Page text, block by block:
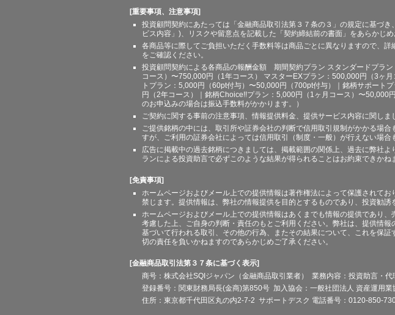
[重要事項、注意事項]
投資顧問契約にあたっては「金融商品取引法第３７条の３」の規定に基づ
ビス内容」)、リスクや留意点を記載した「契約締結前の書面」をあらかじ
各商品等に際してご負担いただく手数料等は商品ごとに異なりますので、
をご確認ください。
投資顧問契約による各商品の報酬金額 期間契約プラン スタンダードプラ
コース）〜750,000円（1年コース） マスターEXプラン：500,000円（3ヶ
トプラン：5,000円（60pt付与）〜50,000円（700pt付与）｜銘柄サポー
円（2年コース）｜銘柄Choice!!プラン：5,000円（1ヶ月コース）〜
のお申込みの場合は振込手数料がかかります。）
ご契約に関する事前の注意事項、情報提供料金、提供サービス内容に関し
ご提供銘柄の中には、取引所や証券会社の判断で信用取引規制がかかる場
すが、ご利用の証券会社によっては信用取引（制度・一般）が行えない場合
広告に掲載中の過去銘柄につきましては、掲載範囲の関係上、過去に弊社
ランによる投資助言で必ずこのような結果が得られることはお約束できか
[免責事項]
ホームページおよびメール上での提供情報は著作権法によって保護されて
禁じます。提供情報は、弊社の情報提供を目的とするものであり、投資勧誘
ホームページおよびメール上での提供情報はあくまでも情報の提供であり
考慮した上、ご自身の判断・責任のもとご利用ください。弊社は、提供情
基づいて行われる取引、その他の行為、またその結果について、これを保
切の責任を負いかねますのであらかじめご了承ください。
[金融商品取引法第３７条に基づく表示]
商号：株式会社SQIジャパン（金融商品取引業者） 業務内容：投資助言・代
登録番号：関東財務局長(金商)第850号 加入協会：一般社団法人 資産運用
住所：東京都千代田区丸の内2-7-2 サポートデスク 電話番号：0120-850-